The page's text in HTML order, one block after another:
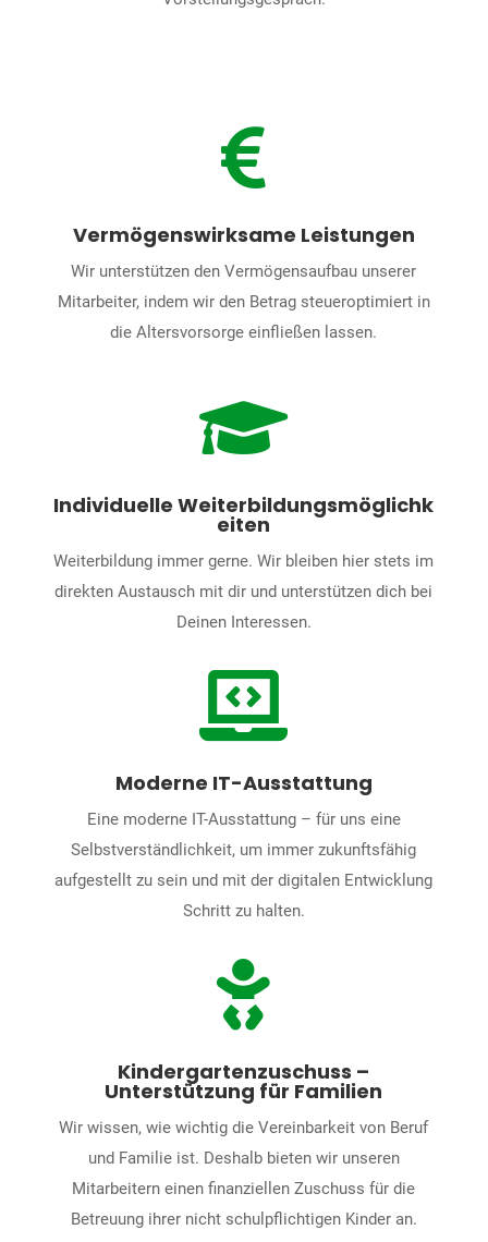

Vermögenswirksame Leistungen
Wir unterstützen den Vermögensaufbau unserer
Mitarbeiter, indem wir den Betrag steueroptimiert in
die Altersvorsorge einfließen lassen.

Individuelle Weiterbildungsmöglichk
eiten
Weiterbildung immer gerne. Wir bleiben hier stets im
direkten Austausch mit dir und unterstützen dich bei
Deinen Interessen.

Moderne IT-Ausstattung
Eine moderne IT-Ausstattung – für uns eine
Selbstverständlichkeit, um immer zukunftsfähig
aufgestellt zu sein und mit der digitalen Entwicklung
Schritt zu halten.

Kindergartenzuschuss –
Unterstützung für Familien
Wir wissen, wie wichtig die Vereinbarkeit von Beruf
und Familie ist. Deshalb bieten wir unseren
Mitarbeitern einen finanziellen Zuschuss für die
Betreuung ihrer nicht schulpflichtigen Kinder an.